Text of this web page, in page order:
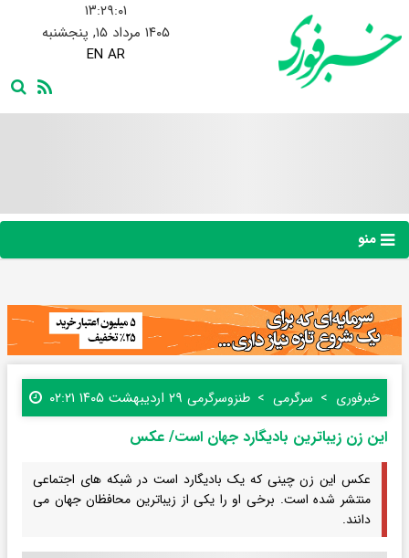
۱۳:۲۹:۰۲
۱۴۰۵ مرداد ۱۵, پنجشنبه
EN AR
منو
خبرفوری سرگرمی طنز‌و‌سرگرمی ۲۹ اردیبهشت ۱۴۰۵ ۰۲:۲۱
این زن زیباترین بادیگارد جهان است/ عکس
عکس این زن چینی که یک بادیگارد است در شبکه های اجتماعی
منتشر شده است. برخی او را یکی از زیباترین محافظان جهان می
دانند.